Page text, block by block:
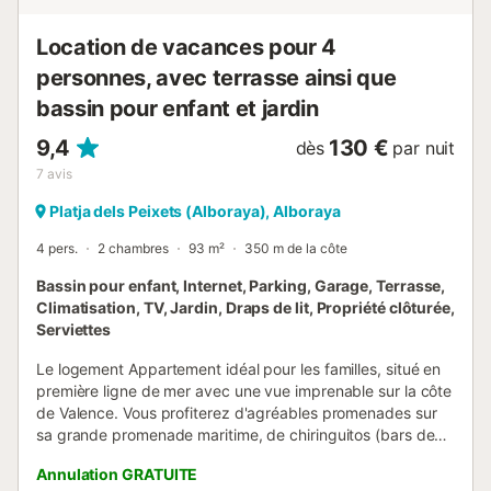
Location de vacances pour 4
personnes, avec terrasse ainsi que
bassin pour enfant et jardin
9,4
7 avis
dès 130 € par nuit
Platja dels Peixets (Alboraya), Alboraya
4 pers. 2 chambres 93 m² 350 m de la côte
Bassin pour enfant, Internet, Parking, Garage, Terrasse,
Climatisation, TV, Jardin, Draps de lit, Propriété clôturée,
Serviettes
Le logement Appartement idéal pour les familles, situé en
première ligne de mer avec une vue imprenable sur la côte
de Valence. Vous profiterez d'agréables promenades sur
sa grande promenade maritime, de chiringuitos (bars de
y combinerez ville et plage à la perfection ! L'appartement
Annulation GRATUITE